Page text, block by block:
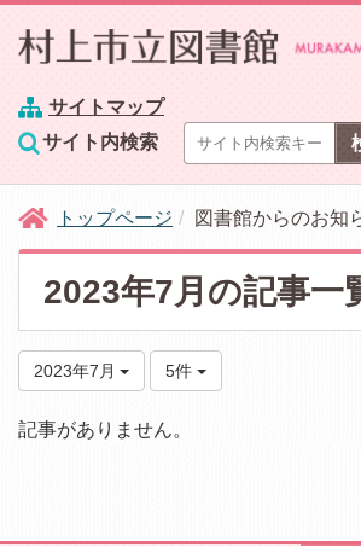
サイトマップ
サイト内検索
トップページ 図書館からのお知
2023年7月の記事一
2023年7月 5件
記事がありません。